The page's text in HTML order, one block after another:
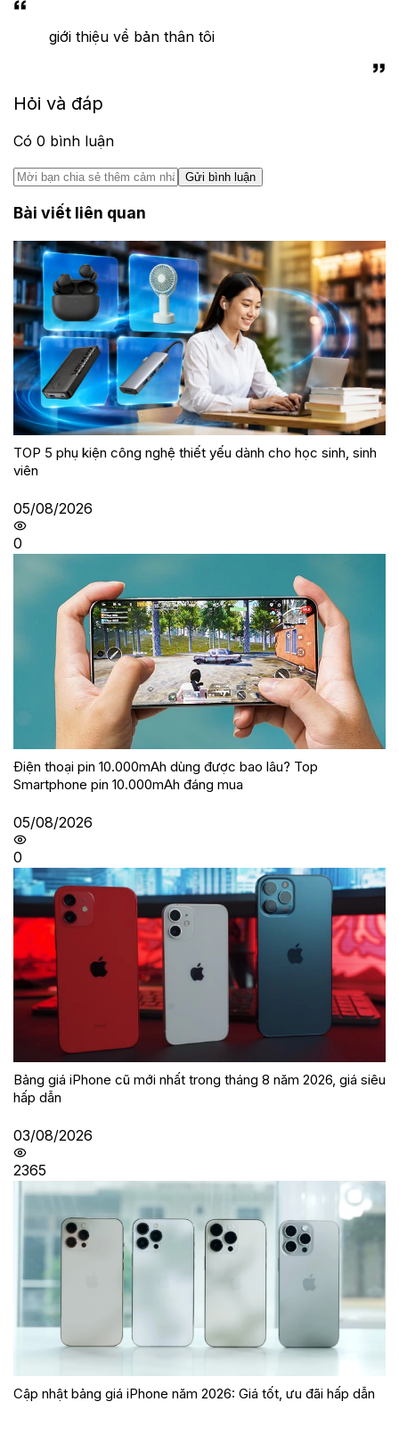
giới thiệu về bản thân tôi
Hỏi và đáp
Có 0 bình luận
Gửi bình luận
Bài viết liên quan
TOP 5 phụ kiện công nghệ thiết yếu dành cho học sinh, sinh
viên
05/08/2026
0
Điện thoại pin 10.000mAh dùng được bao lâu? Top
Smartphone pin 10.000mAh đáng mua
05/08/2026
0
Bảng giá iPhone cũ mới nhất trong tháng 8 năm 2026, giá siêu
hấp dẫn
03/08/2026
2365
Cập nhật bảng giá iPhone năm 2026: Giá tốt, ưu đãi hấp dẫn